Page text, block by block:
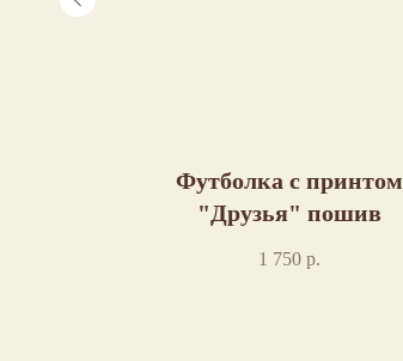
Футболка с принтом
"Друзья" пошив
1 750 р.